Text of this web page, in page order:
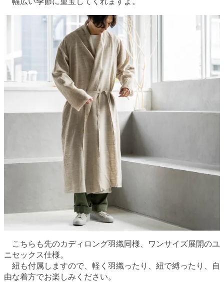
こちらも先のカディロング羽織同様、ワンサイズ展開のユ
ニセックス仕様。
紐も付属しますので、軽く羽織ったり、紐で縛ったり、自
由な着方でお楽しみください。